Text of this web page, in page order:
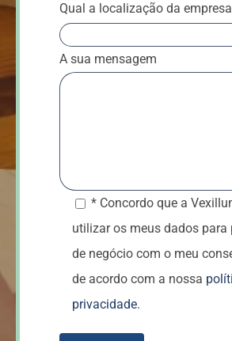
Qual a localização da
A sua mensagem
* Concordo que a
utilizar os meus dados para
de negócio com o meu
de acordo com a nossa
privacidade.